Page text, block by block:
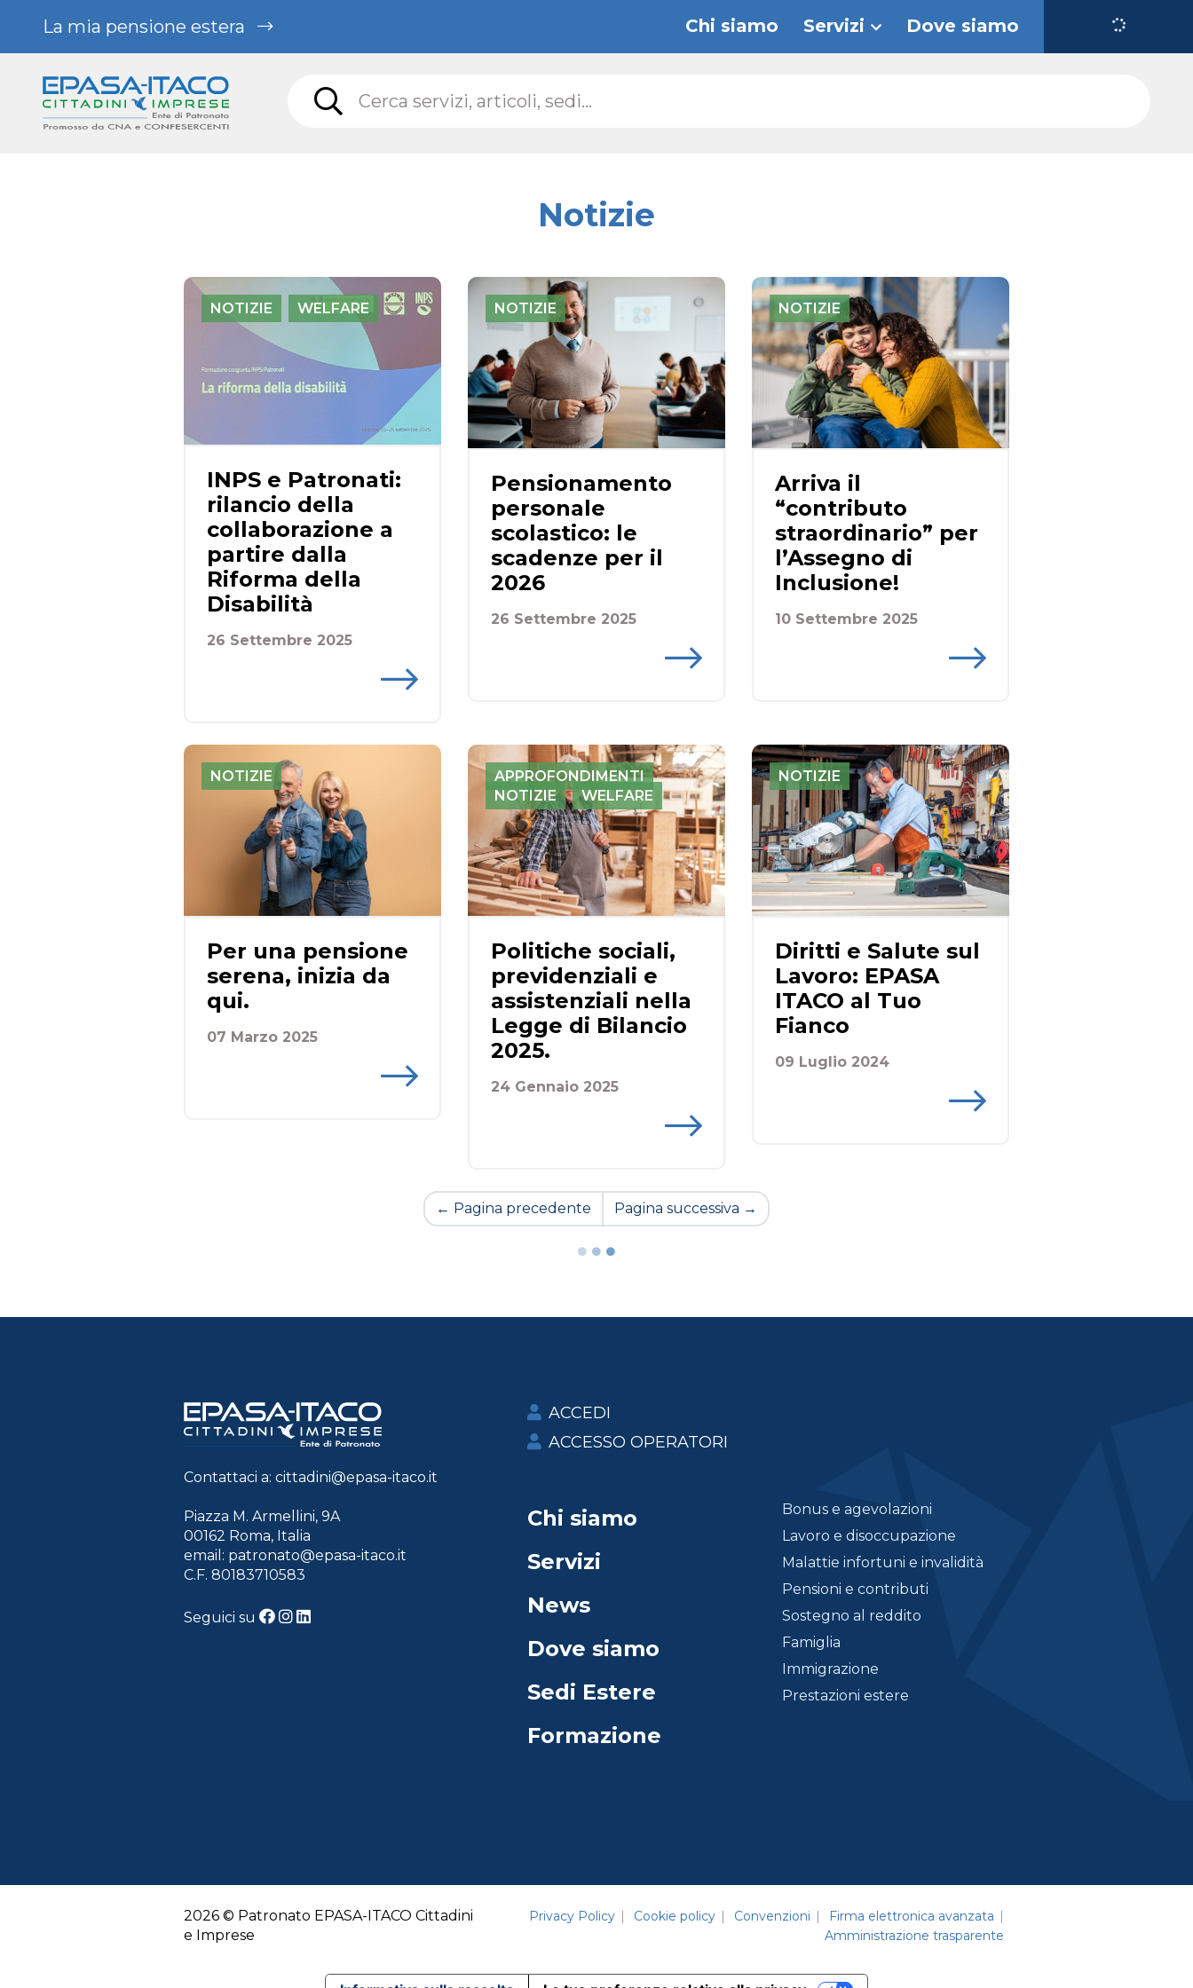
La mia pensione estera Chi siamo Servizi Dove siamo
Notizie
NOTIZIE WELFARE
INPS e Patronati:
rilancio della
collaborazione a
partire dalla
Riforma della
Disabilità
26 Settembre 2025
NOTIZIE
Pensionamento
personale
scolastico: le
scadenze per il
2026
26 Settembre 2025
NOTIZIE
Arriva il
“contributo
straordinario” per
l’Assegno di
Inclusione!
10 Settembre 2025
NOTIZIE
Per una pensione
serena, inizia da
qui.
07 Marzo 2025
APPROFONDIMENTI
NOTIZIE
WELFARE
Politiche sociali,
previdenziali e
assistenziali nella
Legge di Bilancio
2025.
24 Gennaio 2025
NOTIZIE
Diritti e Salute sul
Lavoro: EPASA
ITACO al Tuo
Fianco
09 Luglio 2024
← Pagina precedente Pagina successiva →
Contattaci a: cittadini@epasa-itaco.it
Piazza M. Armellini, 9A
00162 Roma, Italia
email: patronato@epasa-itaco.it
C.F. 80183710583
Seguici su
Chi siamo
Servizi
News
Dove siamo
Sedi Estere
Formazione
Bonus e agevolazioni
Lavoro e disoccupazione
Malattie infortuni e invalidità
Pensioni e contributi
Sostegno al reddito
Famiglia
Immigrazione
Prestazioni estere
ACCEDI
ACCESSO OPERATORI
2026 © Patronato EPASA-ITACO Cittadini
e Imprese
Privacy Policy Cookie policy Convenzioni
Firma elettronica avanzata
Amministrazione trasparente